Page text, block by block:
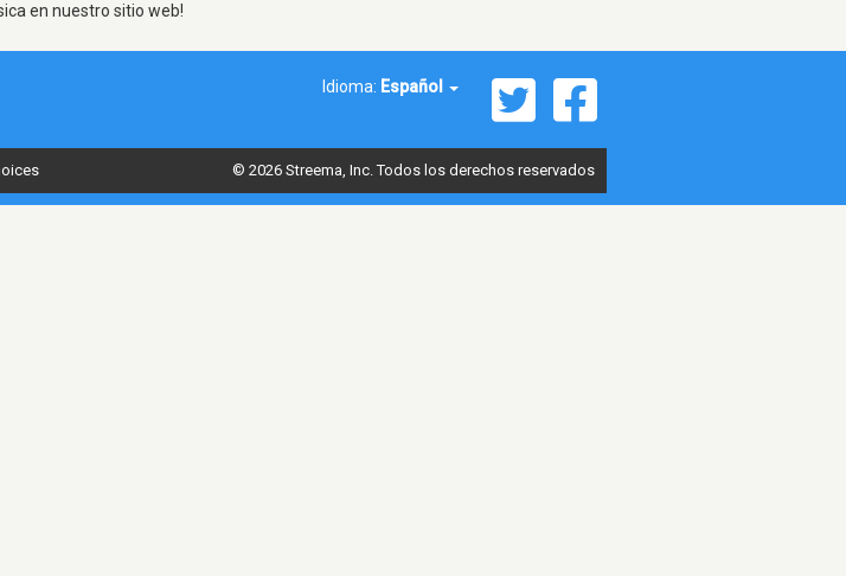
en nuestro sitio web!
Idioma: Español
© 2026 Streema, Inc. Todos los derechos reservados